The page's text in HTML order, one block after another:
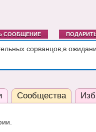
СООБЩЕНИЕ
сорванцов,в
Сообщества